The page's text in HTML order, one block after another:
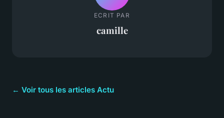
ECRIT PAR
camille
← Voir tous les articles Actu